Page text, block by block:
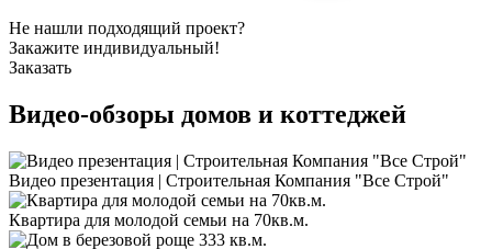
Не нашли подходящий проект?
Закажите индивидуальный!
Заказать
Видео-обзоры домов и коттеджей
Видео презентация | Строительная Компания "Все Строй"
Квартира для молодой семьи на 70кв.м.